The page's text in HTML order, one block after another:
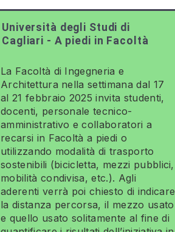
Università degli Studi di
Cagliari - A piedi in Facoltà
La Facoltà di Ingegneria e
Architettura nella settimana dal 17
al 21 febbraio 2025 invita studenti,
docenti, personale tecnico-
amministrativo e collaboratori a
recarsi in Facoltà a piedi o
utilizzando modalità di trasporto
sostenibili (bicicletta, mezzi pubblici,
mobilità condivisa, etc.). Agli
aderenti verrà poi chiesto di indicare
la distanza percorsa, il mezzo usato
e quello usato solitamente al fine di